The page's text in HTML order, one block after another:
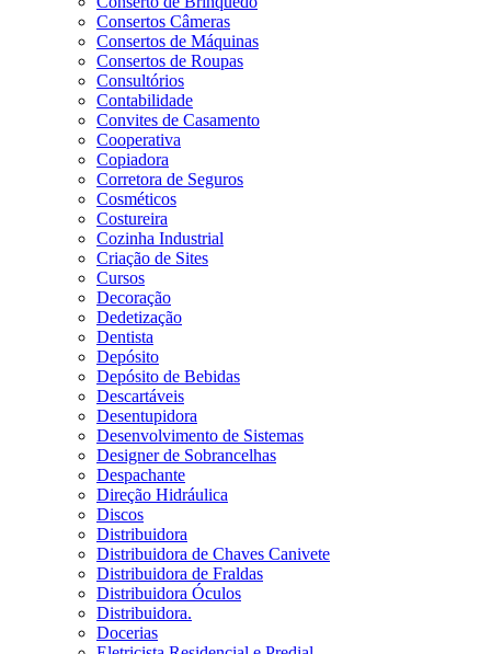
Consertos Câmeras
Consertos de Máquinas
Consertos de Roupas
Consultórios
Contabilidade
Convites de Casamento
Cooperativa
Copiadora
Corretora de Seguros
Cosméticos
Costureira
Cozinha Industrial
Criação de Sites
Cursos
Decoração
Dedetização
Dentista
Depósito
Depósito de Bebidas
Descartáveis
Desentupidora
Desenvolvimento de Sistemas
Designer de Sobrancelhas
Despachante
Direção Hidráulica
Discos
Distribuidora
Distribuidora de Chaves Canivete
Distribuidora de Fraldas
Distribuidora Óculos
Distribuidora.
Docerias